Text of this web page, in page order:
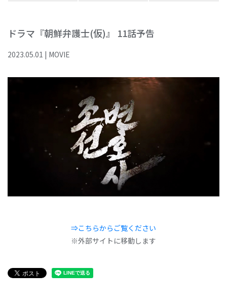
ドラマ『朝鮮弁護士(仮)』 11話予告
2023.05.01 | MOVIE
⇒こちらからご覧ください
※外部サイトに移動します